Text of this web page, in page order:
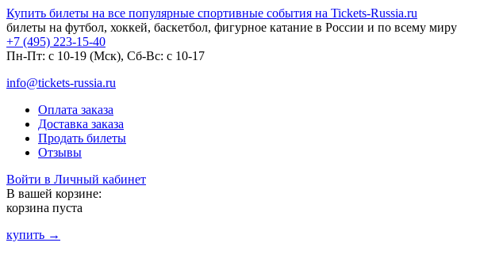
Купить билеты на все популярные спортивные события на Tickets-Russia.ru
билеты на футбол, хоккей, баскетбол, фигурное катание в России и по всему миру
+7 (495) 223-15-40
Пн-Пт: c 10-19 (Мск), Сб-Вс: с 10-17
info@tickets-russia.ru
Оплата заказа
Доставка заказа
Продать билеты
Отзывы
Войти в Личный кабинет
В вашей корзине:
корзина пуста
купить →